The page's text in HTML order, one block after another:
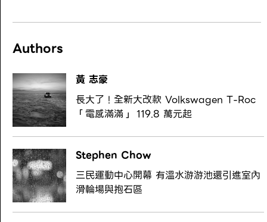
Authors
黃 志豪
長大了！全新大改款 Volkswagen T-Roc
「電感滿滿」 119.8 萬元起
Stephen Chow
三民運動中心開幕 有溫水游游池還引進室內
滑輪場與抱石區